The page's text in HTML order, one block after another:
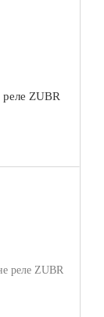
реле ZUBR